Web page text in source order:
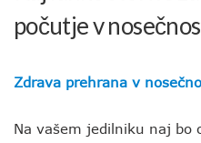
počutje v
Zdrava prehrana v
Na vašem jedilniku naj bo